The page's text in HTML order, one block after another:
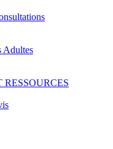
Adultes
RESSOURCES